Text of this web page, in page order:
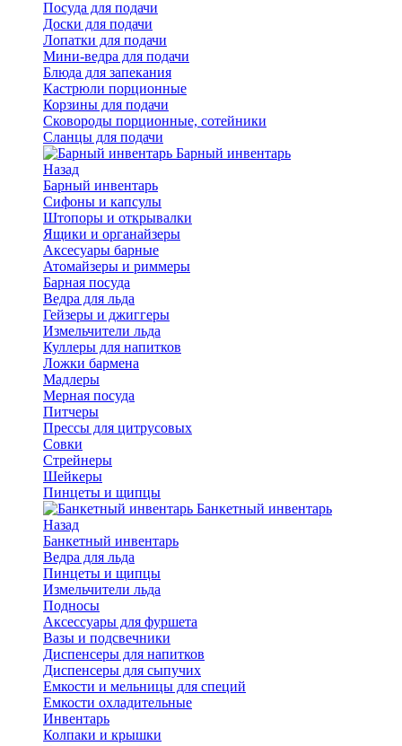
Посуда для подачи
Доски для подачи
Лопатки для подачи
Мини-ведра для подачи
Блюда для запекания
Кастрюли порционные
Корзины для подачи
Сковороды порционные, сотейники
Сланцы для подачи
Барный инвентарь
Назад
Барный инвентарь
Сифоны и капсулы
Штопоры и открывалки
Ящики и органайзеры
Аксесуары барные
Атомайзеры и риммеры
Барная посуда
Ведра для льда
Гейзеры и джиггеры
Измельчители льда
Куллеры для напитков
Ложки бармена
Мадлеры
Мерная посуда
Питчеры
Прессы для цитрусовых
Совки
Стрейнеры
Шейкеры
Пинцеты и щипцы
Банкетный инвентарь
Назад
Банкетный инвентарь
Ведра для льда
Пинцеты и щипцы
Измельчители льда
Подносы
Аксессуары для фуршета
Вазы и подсвечники
Диспенсеры для напитков
Диспенсеры для сыпучих
Емкости и мельницы для специй
Емкости охладительные
Инвентарь
Колпаки и крышки